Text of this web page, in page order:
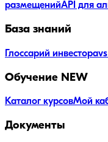
размещенийAPI для
База знаний
Глоссарий инвестора
Обучение NEW
Каталог курсовМой
Документы